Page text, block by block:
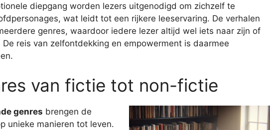
diepgang worden lezers uitgenodigd om zichzelf te
wat leidt tot een rijkere leeservaring. De verhalen
genres, waardoor iedere lezer altijd wel iets naar zijn of
reis van zelfontdekking en empowerment is daarmee
van fictie tot non-fictie
genres brengen de
unieke manieren tot leven.